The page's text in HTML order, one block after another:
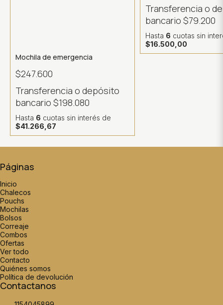
Mochila de emergencia
$247.600
Transferencia o depósito
bancario $198.080
Hasta 6 cuotas sin interés de
$41.266,67
Transferencia o
bancario$79.200
Hasta 6 cuotas sin
$16.500,00
Páginas
Inicio
Chalecos
Pouchs
Mochilas
Bolsos
Correaje
Combos
Ofertas
Ver todo
Contacto
Quiénes somos
Política de devolución
Contactanos